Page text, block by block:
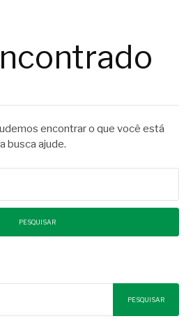
encontrar o que você está
busca ajude.
PESQUISAR